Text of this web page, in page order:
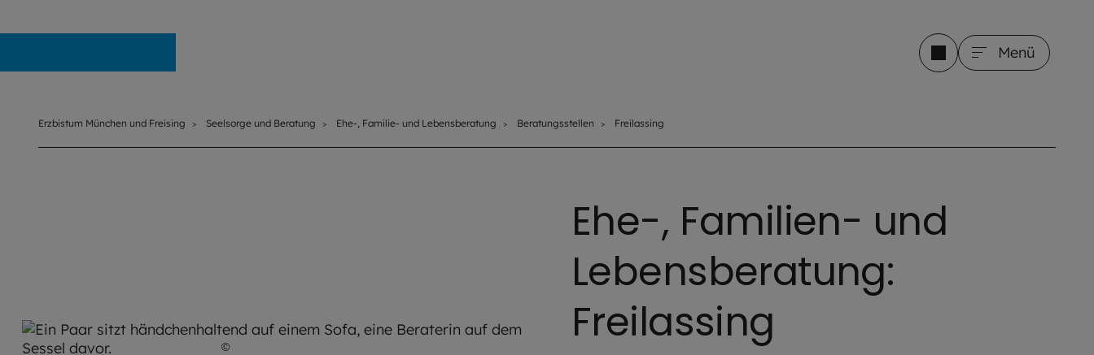
Menü
Erzbistum München und Freising Seelsorge und Beratung Ehe-, Familie- und Lebensberatung Beratungsstellen Freilassing
©
Ehe-, Familien- und
Lebensberatung:
Freilassing